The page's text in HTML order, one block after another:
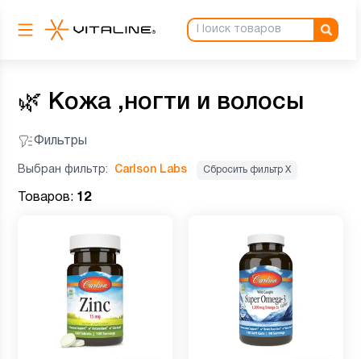
🌿 Кожа ,ногти и волосы
Фильтры
Выбран фильтр: Carlson Labs Сбросить фильтр Х
Товаров: 12